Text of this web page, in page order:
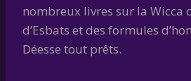
nombreux livres sur la Wicca
d’Esbats et des formules
Déesse tout prêts.